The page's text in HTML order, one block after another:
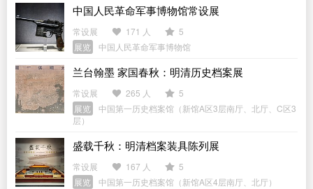
中国人民革命军事博物馆常设展
常设展 171 人
5
展览
中国人民革命军事博物馆
兰台翰墨 家国春秋：明清历史档案展
常设展 265 人
5
展览
中国第一历史档案馆（新馆A区3层南厅、北厅、C区3
层）
盛载千秋：明清档案装具陈列展
常设展 167 人
5
展览
中国第一历史档案馆（新馆A区4层南厅、北厅）